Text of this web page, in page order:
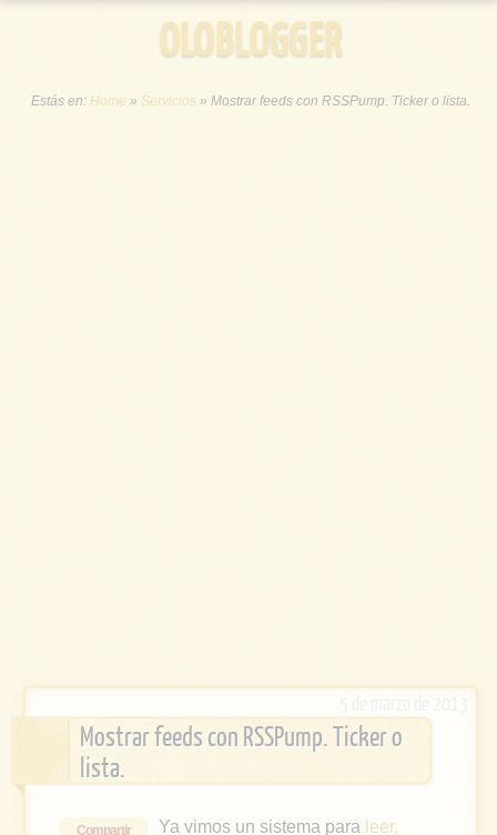
OLOBLOGGER
Estás en: Home» Servicios»Mostrar feeds con RSSPump. Ticker o lista.
Mostrar feeds con RSSPump. Ticker o
lista.
Compartir
Ya vimos un sistema para leer,